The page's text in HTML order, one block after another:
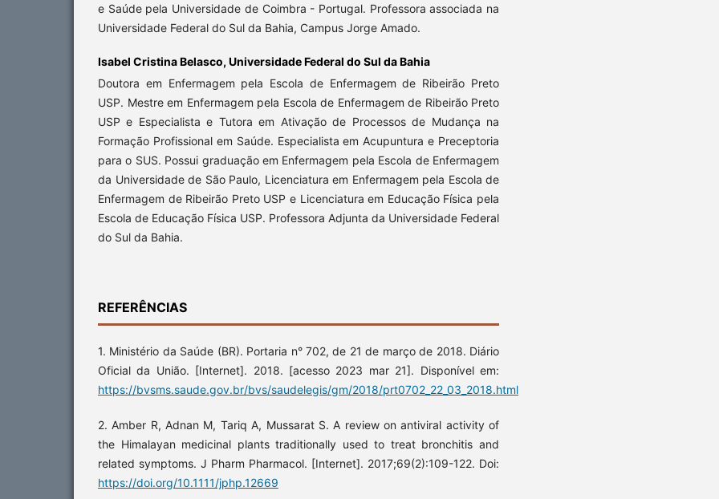
e Saúde pela Universidade de Coimbra - Portugal. Professora associada na
Universidade Federal do Sul da Bahia, Campus Jorge Amado.
Isabel Cristina Belasco, Universidade Federal do Sul da Bahia
Doutora em Enfermagem pela Escola de Enfermagem de Ribeirão Preto
USP. Mestre em Enfermagem pela Escola de Enfermagem de Ribeirão Preto
USP e Especialista e Tutora em Ativação de Processos de Mudança na
Formação Profissional em Saúde. Especialista em Acupuntura e Preceptoria
para o SUS. Possui graduação em Enfermagem pela Escola de Enfermagem
da Universidade de São Paulo, Licenciatura em Enfermagem pela Escola de
Enfermagem de Ribeirão Preto USP e Licenciatura em Educação Física pela
Escola de Educação Física USP. Professora Adjunta da Universidade Federal
do Sul da Bahia.
REFERÊNCIAS
1. Ministério da Saúde (BR). Portaria n° 702, de 21 de março de 2018. Diário
Oficial da União. [Internet]. 2018. [acesso 2023 mar 21]. Disponível em:
https://bvsms.saude.gov.br/bvs/saudelegis/gm/2018/prt0702_22_03_2018.html
2. Amber R, Adnan M, Tariq A, Mussarat S. A review on antiviral activity of
the Himalayan medicinal plants traditionally used to treat bronchitis and
related symptoms. J Pharm Pharmacol. [Internet]. 2017;69(2):109-122. Doi:
https://doi.org/10.1111/jphp.12669